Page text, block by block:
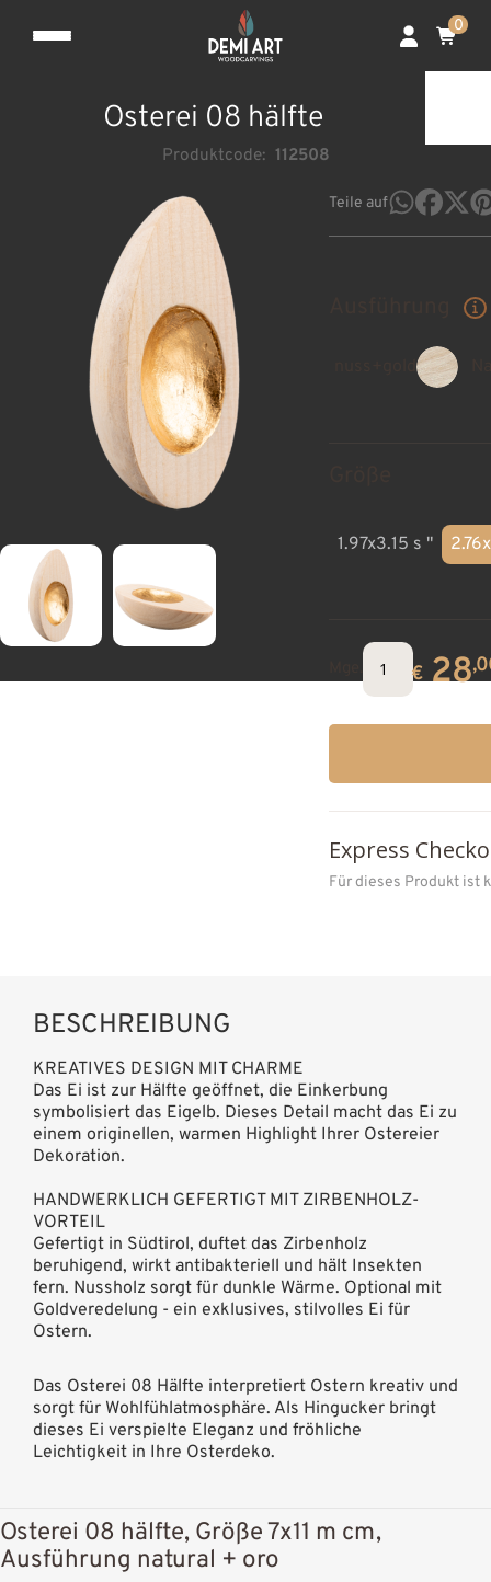
0
Osterei 08 hälfte
Produktcode: 112508
Teile auf
1.97x3.15 s "
€ 28
Express
Für dieses Produkt ist
BESCHREIBUNG
KREATIVES DESIGN MIT CHARME
Das Ei ist zur Hälfte geöffnet, die Einkerbung
symbolisiert das Eigelb. Dieses Detail macht das Ei zu
einem originellen, warmen Highlight Ihrer Ostereier
Dekoration.
HANDWERKLICH GEFERTIGT MIT ZIRBENHOLZ-
VORTEIL
Gefertigt in Südtirol, duftet das Zirbenholz
beruhigend, wirkt antibakteriell und hält Insekten
fern. Nussholz sorgt für dunkle Wärme. Optional mit
Goldveredelung - ein exklusives, stilvolles Ei für
Ostern.
Das Osterei 08 Hälfte interpretiert Ostern kreativ und
sorgt für Wohlfühlatmosphäre. Als Hingucker bringt
dieses Ei verspielte Eleganz und fröhliche
Leichtigkeit in Ihre Osterdeko.
Osterei 08 hälfte, Größe 7x11 m cm,
Ausführung natural + oro